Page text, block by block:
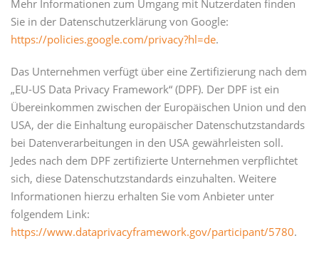
Mehr Informationen zum Umgang mit Nutzerdaten finden
Sie in der Datenschutzerklärung von Google:
https://policies.google.com/privacy?hl=de.
Das Unternehmen verfügt über eine Zertifizierung nach dem
„EU-US Data Privacy Framework“ (DPF). Der DPF ist ein
Übereinkommen zwischen der Europäischen Union und den
USA, der die Einhaltung europäischer Datenschutzstandards
bei Datenverarbeitungen in den USA gewährleisten soll.
Jedes nach dem DPF zertifizierte Unternehmen verpflichtet
sich, diese Datenschutzstandards einzuhalten. Weitere
Informationen hierzu erhalten Sie vom Anbieter unter
folgendem Link:
https://www.dataprivacyframework.gov/participant/5780.